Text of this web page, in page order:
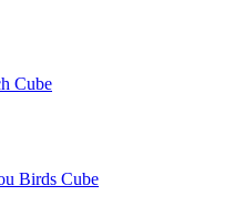
Cube
Birds Cube